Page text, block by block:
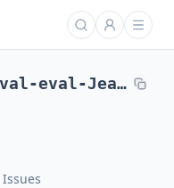
autoeval-eval-Jean-Baptiste__wikiner_fr-Jean-Baptiste__wikiner_fr-c1f318-2408275145
Issues